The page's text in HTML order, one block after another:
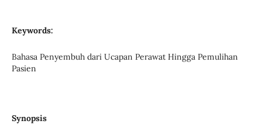
Keywords:
Bahasa Penyembuh dari Ucapan Perawat Hingga Pemulihan
Pasien
Synopsis